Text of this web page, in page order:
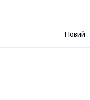
Новий